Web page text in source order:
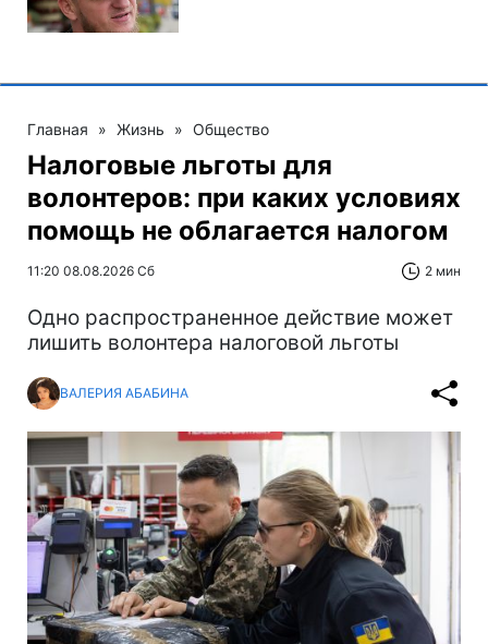
Главная » Жизнь » Общество
Налоговые льготы для
волонтеров: при каких условиях
помощь не облагается налогом
11:20 08.08.2026 Сб 2 мин
Одно распространенное действие может
лишить волонтера налоговой льготы
ВАЛЕРИЯ АБАБИНА